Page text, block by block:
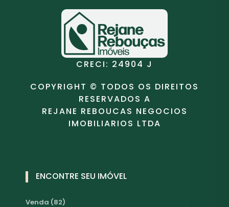
CRECI: 24904 J
COPYRIGHT © TODOS OS DIREITOS
RESERVADOS A
REJANE REBOUCAS NEGOCIOS
IMOBILIARIOS LTDA
ENCONTRE SEU IMÓVEL
Venda (82)